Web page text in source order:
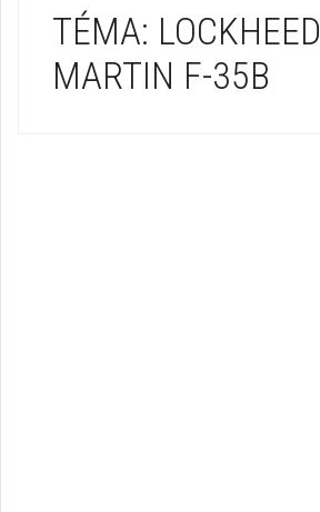
TÉMA: LOCKHEED
MARTIN F-35B